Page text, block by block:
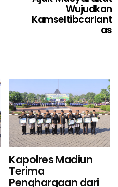
Wujudkan
Kamseltibcarlant
as
Kapolres Madiun
Terima
Penghargaan dari